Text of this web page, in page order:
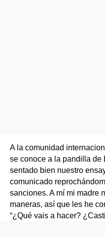
A la comunidad
se conoce a la pandilla de
sentado bien nuestro
comunicado
sanciones. A mí mi madre
maneras, así que les he
“¿Qué vais a hacer?